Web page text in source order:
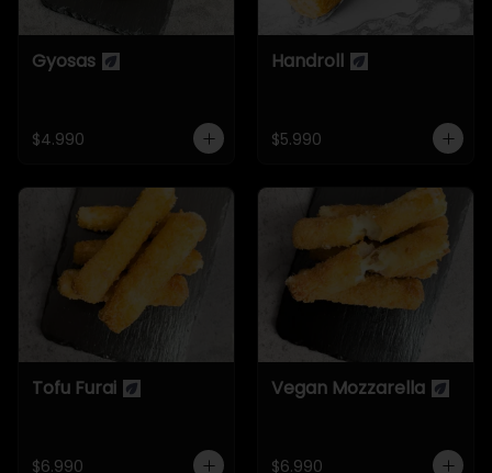
Gyosas
$4.990
Handroll
$5.990
Tofu Furai
$6.990
Vegan Mozzarella
$6.990